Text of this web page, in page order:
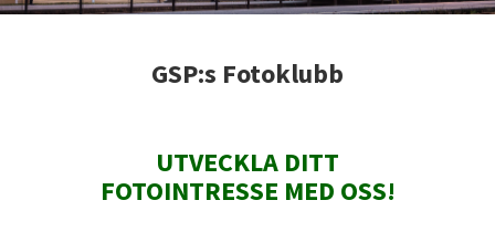
GSP:s Fotoklubb
UTVECKLA DITT
FOTOINTRESSE MED OSS!